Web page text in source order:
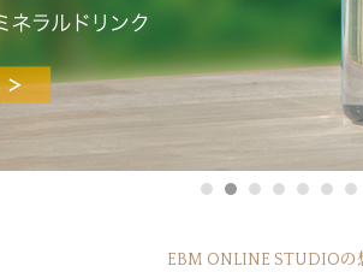
オンラインレッスンチケ
EBM ONLINE STUDIOの